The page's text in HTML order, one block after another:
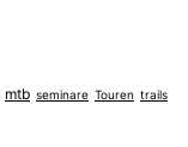
mtb seminare Touren trails